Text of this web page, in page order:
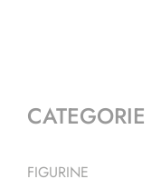
CATEGORIE
FIGURINE